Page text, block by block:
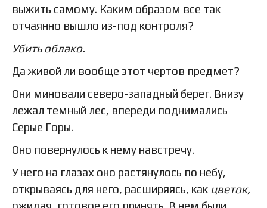
выжить самому. Каким образом все так
отчаянно вышло из-под контроля?
Убить облако.
Да живой ли вообще этот чертов предмет?
Они миновали северо-западный берег. Внизу
лежал темный лес, впереди поднимались
Серые Горы.
Оно повернулось к нему навстречу.
У него на глазах оно растянулось по небу,
открываясь для него, расширяясь, как цветок,